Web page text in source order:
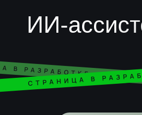
ИИ-